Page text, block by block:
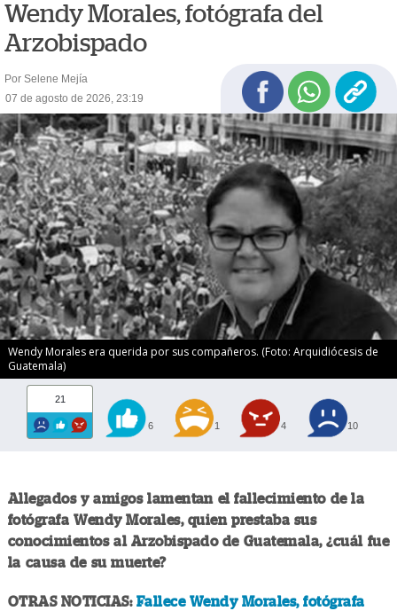
Wendy Morales, fotógrafa del
Arzobispado
Por Selene Mejía
07 de agosto de 2026, 23:19
Wendy Morales era querida por sus compañeros. (Foto: Arquidiócesis de
Guatemala)
21
6 1 4 10
Allegados y amigos lamentan el fallecimiento de la
fotógrafa Wendy Morales, quien prestaba sus
conocimientos al Arzobispado de Guatemala, ¿cuál fue
la causa de su muerte?
OTRAS NOTICIAS: Fallece Wendy Morales, fotógrafa